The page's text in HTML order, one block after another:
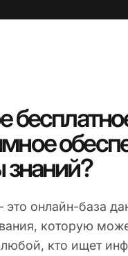
знаний?
это онлайн-база
которую
любой, кто ищет